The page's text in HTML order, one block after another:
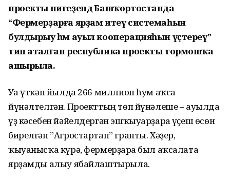
проекты нигеҙендә Башҡортостанда
“Фермерҙарға ярҙам итеү системаһын
булдырыу һәм ауыл кооперацияһын үҫтереү”
тип аталған республика проекты тормошҡа
ашырыла.
Уға үткән йылда 266 миллион һум аҡса
йүнәлтелгән. Проекттың төп йүнәлеше – ауылда
үҙ кәсебен йәйелдергән эшҡыуарҙарға үҫеш өсөн
бирелгән ”Агростартап” гранты. Хәҙер,
ҡыуанысҡа күрә, фермерҙарға был аҡсалата
ярҙамды алыу ябайлаштырыла.